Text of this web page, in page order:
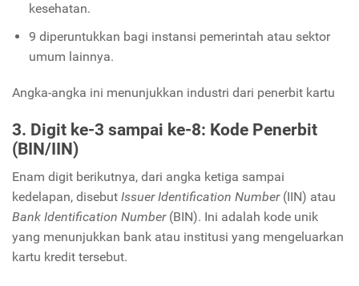
kesehatan.
9 diperuntukkan bagi instansi pemerintah atau sektor
umum lainnya.
Angka-angka ini menunjukkan industri dari penerbit kartu
3. Digit ke-3 sampai ke-8: Kode Penerbit
(BIN/IIN)
Enam digit berikutnya, dari angka ketiga sampai
kedelapan, disebut Issuer Identification Number(IIN) atau
Bank Identification Number(BIN). Ini adalah kode unik
yang menunjukkan bank atau institusi yang mengeluarkan
kartu kredit tersebut.